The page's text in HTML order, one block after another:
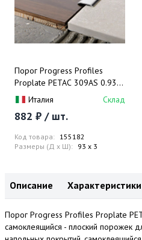
Порог Progress Profiles
Proplate PETAС 309АS 0.93
м. (нерж. сталь),
самоклеящийся
Италия Склад
882 ₽ / шт.
Код товара: 155182
Размеры (Д x Ш): 93 x 3
Описание Характеристики
Порог Progress Profiles Proplate
самоклеящийся - плоский порожек